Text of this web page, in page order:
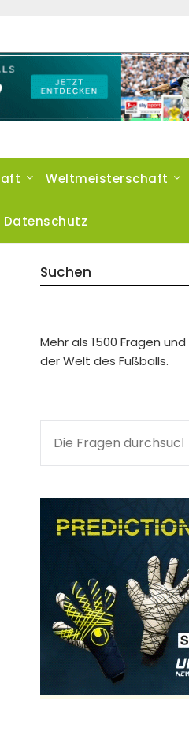
Weltmeisterschaft
Datenschutz
Suchen
Mehr als 1500 Fragen
der Welt des Fußballs.